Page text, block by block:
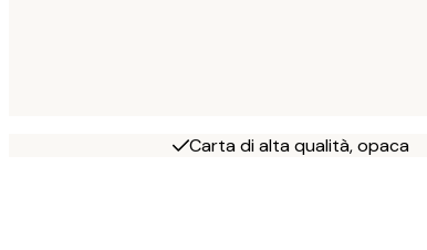
Carta di alta qualità, opaca